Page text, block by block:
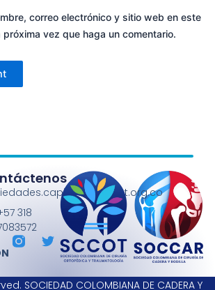
correo electrónico y sitio web en este
vez que haga un comentario.
318
T
t
SOCIEDAD COLOMBIANA DE CADERA Y